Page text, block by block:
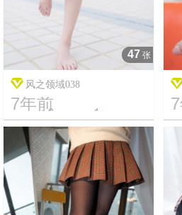
47 张
风之领域038
7年前
17 1895